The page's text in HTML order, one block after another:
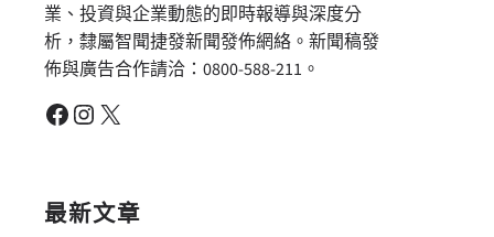
業、投資與企業動態的即時報導與深度分
析，隸屬智聞捷發新聞發佈網絡。新聞稿發
佈與廣告合作請洽：0800-588-211。
Facebook Instagram X
最新文章